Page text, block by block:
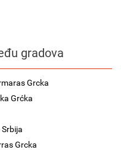
gradova
Grcka
Grćka
Grcka